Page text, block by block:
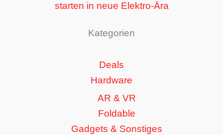
starten in neue Elektro-Ära
Kategorien
Deals
Hardware
AR & VR
Foldable
Gadgets & Sonstiges